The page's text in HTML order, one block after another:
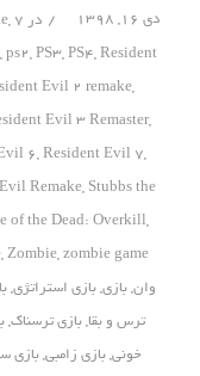
دی ۱۶, ۱۳۹۸ / در 7 Days to Die
,
,ps2,PS3,PS4,Resident
Evil 2 remake,
Evil 3 Remaster,
6,Resident Evil 7,
Remake, Stubbs the
of the Dead: Overkill,
,Zombie,zombie game
وان,بازی,بازی استراتژی,
ترس و بقا,بازی ترسناک,
خونی,بازی زامبی,بازی